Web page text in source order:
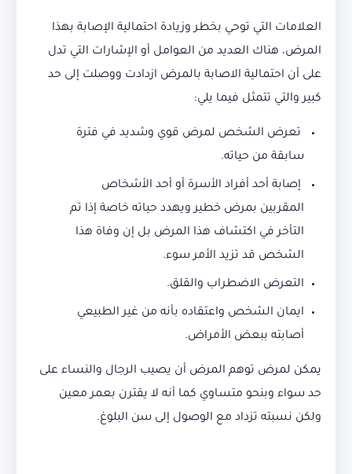
العلامات التي توحي بخطر وزيادة احتمالية الإصابة بهذا
المرض، هناك العديد من العوامل أو الإشارات التي تدل
على أن احتمالية الاصابة بالمرض ازدادت ووصلت إلى حد
كبير والتي تتمثل فيما يلي:
تعرض الشخص لمرض قوي وشديد في فترة
سابقة من حياته.
إصابة أحد أفراد الأسرة أو أحد الأشخاص
المقربين بمرض خطير ويهدد حياته خاصة إذا تم
التأخر في اكتشاف هذا المرض بل إن وفاة هذا
الشخص قد تزيد الأمر سوء.
التعرض الاضطراب والقلق.
ايمان الشخص واعتقاده بأنه من غير الطبيعي
أصابته ببعض الأمراض.
يمكن لمرض توهم المرض أن يصيب الرجال والنساء على
حد سواء وبنحو متساوي كما أنه لا يقترن بعمر معين
ولكن نسبته تزداد مع الوصول إلى سن البلوغ.